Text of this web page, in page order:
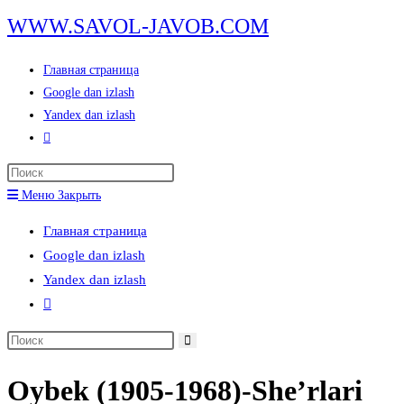
Перейти
к
содержимому
WWW.SAVOL-JAVOB.COM
Главная страница
Google dan izlash
Yandex dan izlash
Переключить
по
веб-
сайту
Меню Закрыть
Главная страница
Google dan izlash
Yandex dan izlash
Переключить
по
сайту
Поиск
сайте
Oybek (1905-1968)-She’rlari